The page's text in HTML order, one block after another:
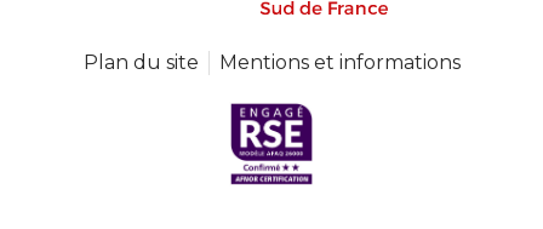
Plan du site Mentions et informations